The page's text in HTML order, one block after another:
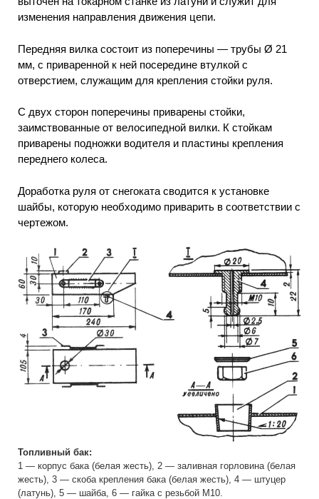
изменения направления движения цепи.
Передняя вилка состоит из поперечины — трубы Ø 21
мм, с приваренной к ней посередине втулкой с
отверстием, служащим для крепления стойки руля.
С двух сторон поперечины приварены стойки,
заимствованные от велосипедной вилки. К стойкам
приварены подножки водителя и пластины крепления
переднего колеса.
Доработка руля от снегоката сводится к установке
шайбы, которую необходимо приварить в соответствии с
чертежом.
Топливный бак:
1 — корпус бака (белая жесть), 2 — заливная горловина (белая
жесть), 3 — скоба крепления бака (белая жесть), 4 — штуцер
(латунь), 5 — шайба, 6 — гайка с резьбой М10.